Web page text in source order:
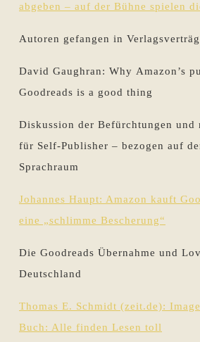
abgeben – auf der Bühne spielen
Autoren gefangen in
David Gaughran: Why Amazon’s
Goodreads is a good thing
Diskussion der Befürchtungen und
für Self-Publisher – bezogen auf
Sprachraum
Johannes Haupt: Amazon kauft
eine „schlimme Bescherung“
Die Goodreads Übernahme und
Deutschland
Thomas E. Schmidt (zeit.de):
Buch: Alle finden Lesen toll